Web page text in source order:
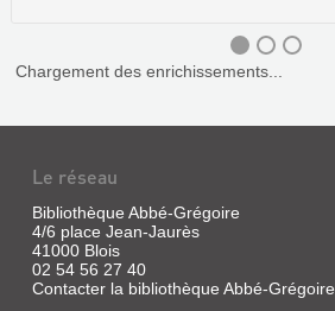
Chargement des enrichissements...
Le réseau
Bibliothèque Abbé-Grégoire
4/6 place Jean-Jaurès
41000 Blois
02 54 56 27 40
Contacter la bibliothèque Abbé-Grégoire